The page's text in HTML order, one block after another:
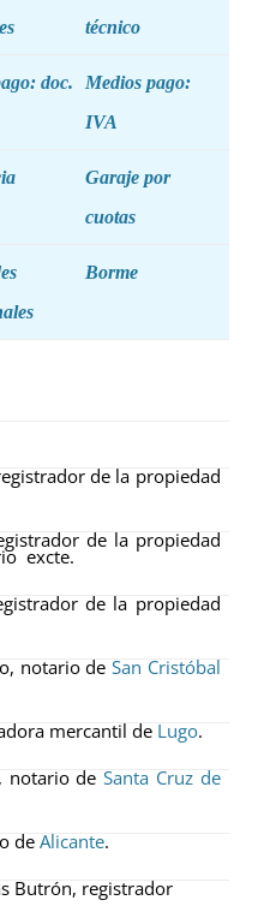
técnico
doc.
Medios pago:
IVA
Garaje por
cuotas
Borme
de la propiedad
de la propiedad
excte.
de la propiedad
notario deSan Cristóbal
mercantil de Lugo.
notario deSanta Cruz de
deAlicante.
Butrón, registrador